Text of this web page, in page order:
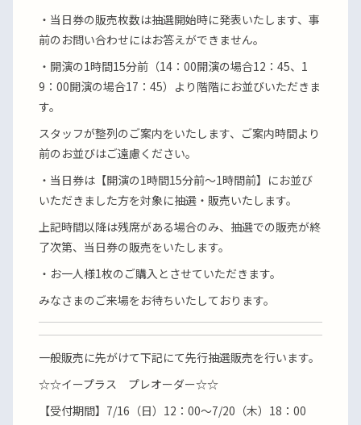
・当日券の販売枚数は抽選開始時に発表いたします、事
前のお問い合わせにはお答えができません。
・開演の1時間15分前（14：00開演の場合12：45、1
9：00開演の場合17：45）より階階にお並びいただきま
す。
スタッフが整列のご案内をいたします、ご案内時間より
前のお並びはご遠慮ください。
・当日券は【開演の1時間15分前～1時間前】にお並び
いただきました方を対象に抽選・販売いたします。
上記時間以降は残席がある場合のみ、抽選での販売が終
了次第、当日券の販売をいたします。
・お一人様1枚のご購入とさせていただきます。
みなさまのご来場をお待ちいたしております。
一般販売に先がけて下記にて先行抽選販売を行います。
☆☆イープラス プレオーダー☆☆
【受付期間】7/16（日）12：00～7/20（木）18：00